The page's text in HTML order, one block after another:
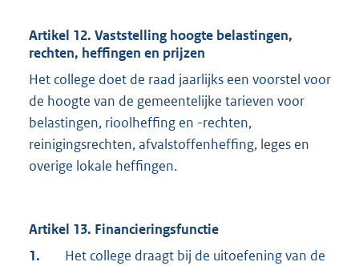
Artikel 12. Vaststelling hoogte belastingen,
rechten, heffingen en prijzen
Het college doet de raad jaarlijks een voorstel voor
de hoogte van de gemeentelijke tarieven voor
belastingen, rioolheffing en -rechten,
reinigingsrechten, afvalstoffenheffing, leges en
overige lokale heffingen.
Artikel 13. Financieringsfunctie
1.
Het college draagt bij de uitoefening van de